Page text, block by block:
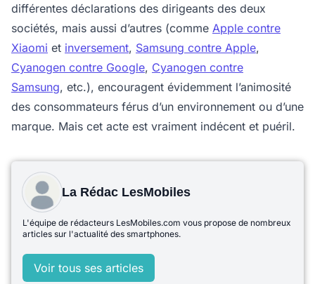
différentes déclarations des dirigeants des deux
sociétés, mais aussi d’autres (comme Apple contre
Xiaomi et inversement, Samsung contre Apple,
Cyanogen contre Google, Cyanogen contre
Samsung, etc.), encouragent évidemment l’animosité
des consommateurs férus d’un environnement ou d’une
marque. Mais cet acte est vraiment indécent et puéril.
La Rédac LesMobiles
L'équipe de rédacteurs LesMobiles.com vous propose de nombreux
articles sur l'actualité des smartphones.
Voir tous ses articles